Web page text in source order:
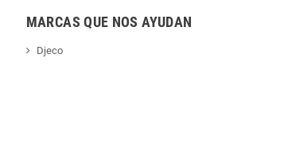
MARCAS QUE NOS AYUDAN
Djeco